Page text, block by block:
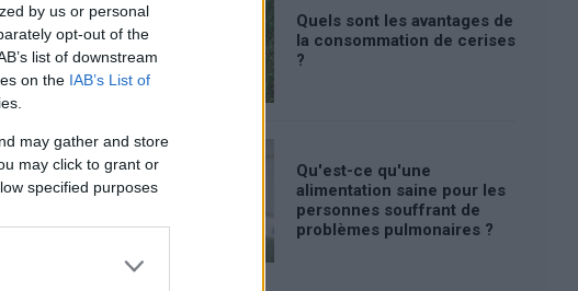
by us or personal
opt-out of the
list of downstream
on the IAB’s List of
may gather and store
may click to grant or
specified purposes
Quels sont les avantages de
la consommation de cerises
?
Qu'est-ce qu'une
alimentation saine pour les
personnes souffrant de
problèmes pulmonaires ?